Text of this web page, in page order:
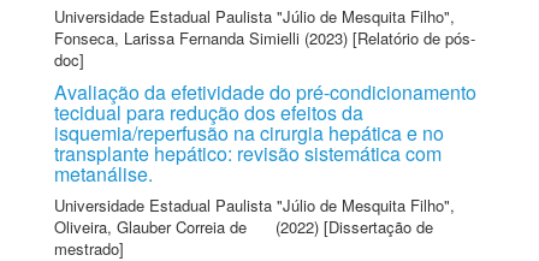
Universidade Estadual Paulista "Júlio de Mesquita Filho",
Fonseca, Larissa Fernanda Simielli (2023) [Relatório de pós-
doc]
Avaliação da efetividade do pré-condicionamento
tecidual para redução dos efeitos da
isquemia/reperfusão na cirurgia hepática e no
transplante hepático: revisão sistemática com
metanálise.
Universidade Estadual Paulista "Júlio de Mesquita Filho",
Oliveira, Glauber Correia de
(2022) [Dissertação de
mestrado]